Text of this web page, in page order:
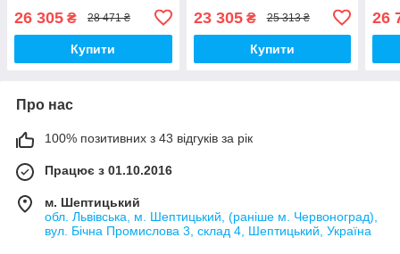
26 305 ₴ 28 471 ₴
Купити
23 305₴ 25 313 ₴
Купити
26
Про нас
100% позитивних з 43 відгуків за рік
Працює з 01.10.2016
м. Шептицький
обл. Львівська, м. Шептицький, (раніше м. Червоноград),
вул. Бічна Промислова 3, склад 4, Шептицький, Україна